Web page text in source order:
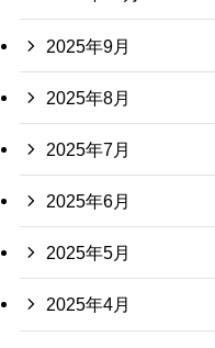
2025年9月
2025年8月
2025年7月
2025年6月
2025年5月
2025年4月